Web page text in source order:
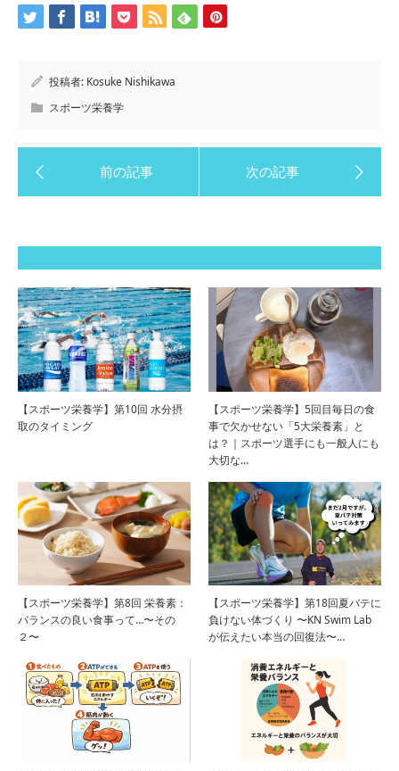
投稿者: Kosuke Nishikawa
スポーツ栄養学
【スポーツ栄養学】第10回 水分摂
取のタイミング
【スポーツ栄養学】5回目毎日の食
事で欠かせない「5大栄養素」と
は？｜スポーツ選手にも一般人にも
大切な…
【スポーツ栄養学】第8回 栄養素：
バランスの良い食事って…〜その
２〜
【スポーツ栄養学】第18回夏バテに
負けない体づくり 〜KN Swim Lab
が伝えたい本当の回復法〜…